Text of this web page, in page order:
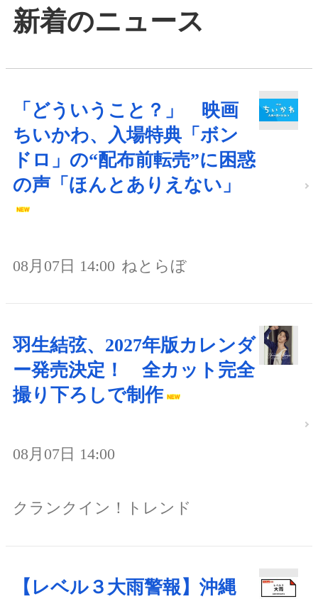
新着のニュース
「どういうこと？」 映画
ちいかわ、入場特典「ボン
ドロ」の“配布前転売”に困惑
の声「ほんとありえない」
08月07日 14:00 ねとらぼ
羽生結弦、2027年版カレンダ
ー発売決定！ 全カット完全
撮り下ろしで制作
08月07日 14:00
クランクイン！トレンド
【レベル３大雨警報】沖縄